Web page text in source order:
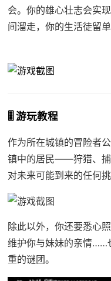
会。你的雄心壮志会实
间溜走，你的生活徒留单
🎚️ 游玩教程
作为所在城镇的冒险者
镇中的居民——狩猎、捕
对未来可能到来的任何挑
除此以外，你还要悉心
维护你与妹妹的亲情……
重的谜团。